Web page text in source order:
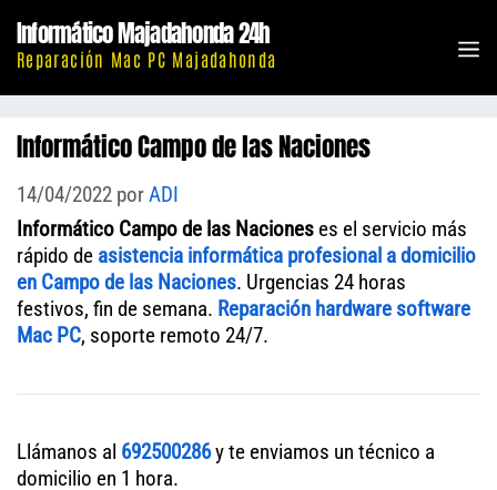
contenido
Informático Majadahonda 24h
Reparación Mac PC Majadahonda
Informático Campo de las Naciones
14/04/2022 porADI
Informático Campo de las Naciones es el servicio más
rápido de asistencia informática profesional a domicilio
en Campo de las Naciones. Urgencias 24 horas
festivos, fin de semana. Reparación hardware software
Mac PC, soporte remoto 24/7.
Llámanos al 692500286y te enviamos un técnico a
domicilio en 1 hora.